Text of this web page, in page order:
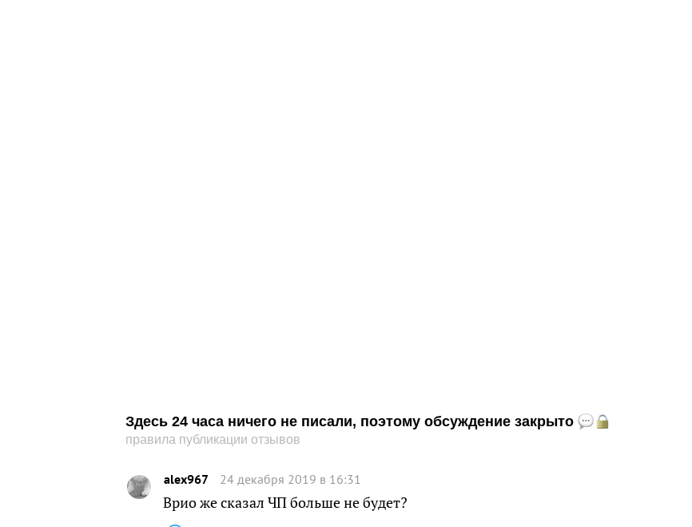
Здесь 24 часа ничего не писали, поэтому обсуждение закрыто
правила публикации отзывов
alex967 24 декабря 2019 в 16:31
Врио же сказал ЧП больше не будет?